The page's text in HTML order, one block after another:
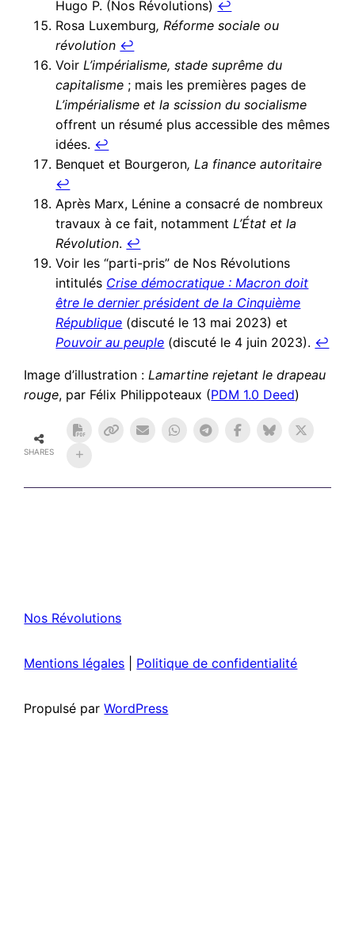
Hugo P. (Nos Révolutions) ↩︎
Rosa Luxemburg, Réforme sociale ou
révolution ↩︎
Voir L’impérialisme, stade suprême du
capitalisme ; mais les premières pages de
L’impérialisme et la scission du socialisme
offrent un résumé plus accessible des mêmes
idées. ↩︎
Benquet et Bourgeron, La finance autoritaire
↩︎
Après Marx, Lénine a consacré de nombreux
travaux à ce fait, notamment L’État et la
Révolution. ↩︎
Voir les “parti-pris” de Nos Révolutions
intitulés Crise démocratique : Macron doit
être le dernier président de la Cinquième
République (discuté le 13 mai 2023) et
Pouvoir au peuple (discuté le 4 juin 2023). ↩︎
Image d’illustration : Lamartine rejetant le drapeau
rouge, par Félix Philippoteaux (PDM 1.0 Deed)
SHARES
Nos Révolutions
Mentions légales Politique de confidentialité
Propulsé parWordPress